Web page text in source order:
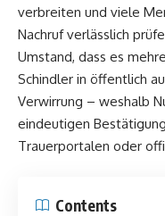
verbreiten und viele
Nachruf verlässlich
Umstand, dass es
Schindler in öffentlich
Verwirrung – weshalb
eindeutigen
Trauerportalen oder
Contents